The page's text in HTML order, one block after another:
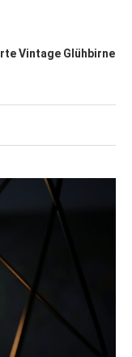
Vintage Glühbirne